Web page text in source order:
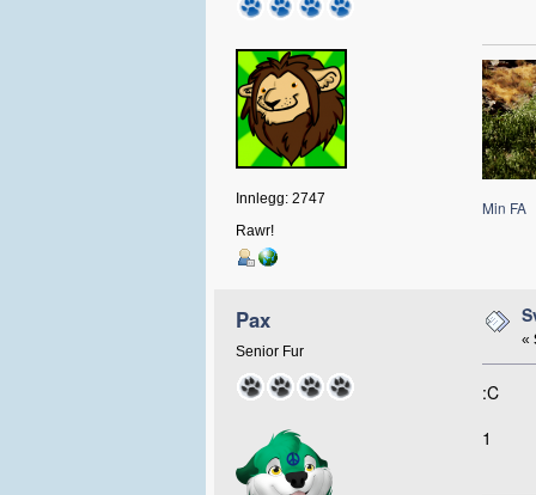
Innlegg: 2747
Rawr!
Min FA
Pax
Senior Fur
«
:C
1